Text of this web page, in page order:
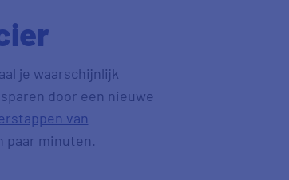
je waarschijnlijk
door een nieuwe
van
paar minuten.